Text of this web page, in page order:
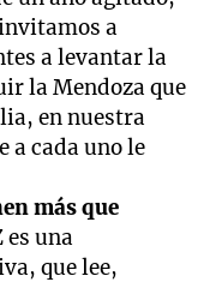
a
a levantar la
la Mendoza que
en nuestra
a cada uno le
más que
es una
que lee,